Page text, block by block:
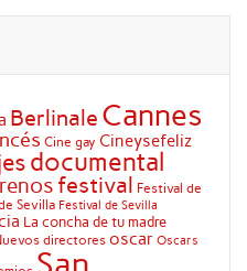
Berlinale Cannes
Cine gay Cineysefeliz
documental
festival Festival de
Sevilla Festival de Sevilla
La concha de tu madre
directores oscar Oscars